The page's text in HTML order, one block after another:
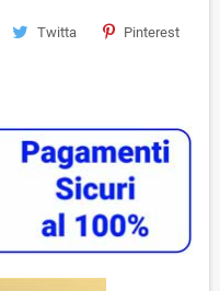
Twitta Pinterest